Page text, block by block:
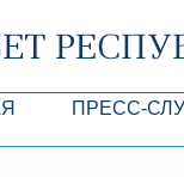
ПРЕСС-